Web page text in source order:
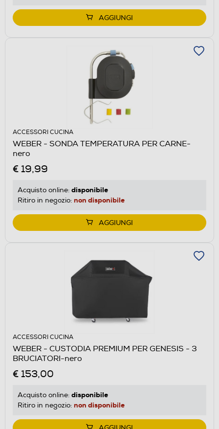
AGGIUNGI
ACCESSORI CUCINA
WEBER - SONDA TEMPERATURA PER CARNE-
nero
€ 19,99
Acquisto online: disponibile
Ritiro in negozio: non disponibile
AGGIUNGI
ACCESSORI CUCINA
WEBER - CUSTODIA PREMIUM PER GENESIS - 3
BRUCIATORI-nero
€ 153,00
Acquisto online: disponibile
Ritiro in negozio: non disponibile